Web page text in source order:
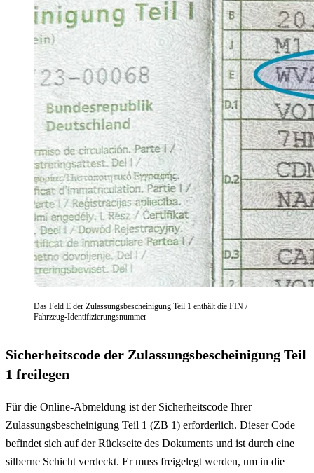
Das Feld E der Zulassungsbescheinigung Teil 1 enthält die FIN /
Fahrzeug-Identifizierungsnummer
Sicherheitscode der Zulassungsbescheinigung Teil
1 freilegen
Für die Online-Abmeldung ist der Sicherheitscode Ihrer
Zulassungsbescheinigung Teil 1 (ZB 1) erforderlich. Dieser Code
befindet sich auf der Rückseite des Dokuments und ist durch eine
silberne Schicht verdeckt. Er muss freigelegt werden, um in die